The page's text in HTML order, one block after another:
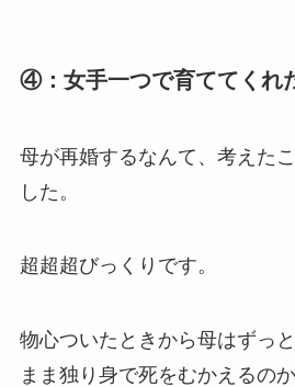
④：女手一つで育ててくれ
母が再婚するなんて、考えた
した。
超超超びっくりです。
物心ついたときから母はずっ
まま独り身で死をむかえるの